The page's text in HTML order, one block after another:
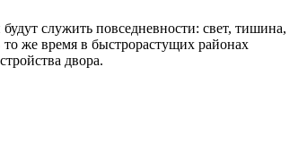
служить повседневности: свет, тишина,
то же время в быстрорастущих районах
двора.